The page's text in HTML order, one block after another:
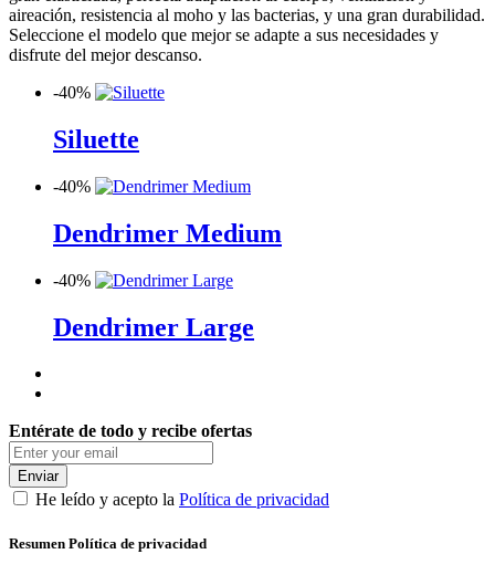
aireación, resistencia al moho y las bacterias, y una gran durabilidad.
Seleccione el modelo que mejor se adapte a sus necesidades y
disfrute del mejor descanso.
-40%
Siluette
-40%
Dendrimer Medium
-40%
Dendrimer Large
Entérate de todo y recibe ofertas
Enviar
He leído y acepto la Política de privacidad
Resumen Política de privacidad